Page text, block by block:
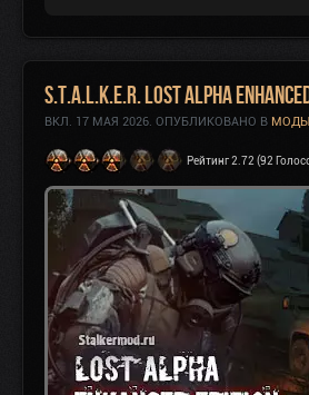
S.T.A.L.K.E.R. Lost Alpha
ВКЛ. 17 МАЯ 2026. ОПУБЛИКОВАНО В МОДЫ
Рейтинг 2.72 (92